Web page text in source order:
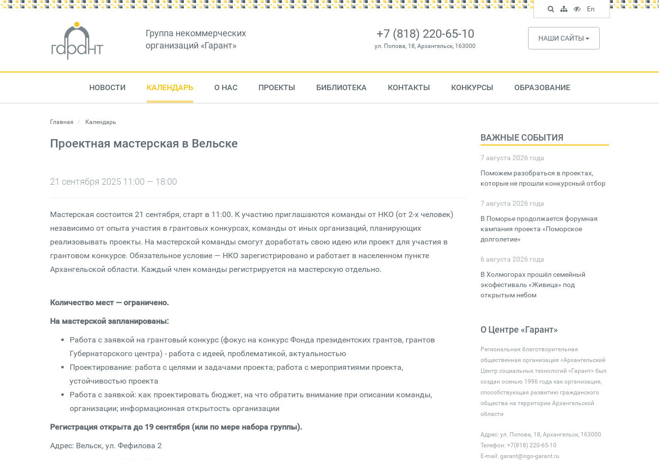
Группа некоммерческих
организаций «Гарант»
+7 (818) 220-65-10
ул. Попова, 18, Архангельск, 163000
НАШИ САЙТЫ
НОВОСТИ КАЛЕНДАРЬ О НАС ПРОЕКТЫ БИБЛИОТЕКА КОНТАКТЫ КОНКУРСЫ ОБРАЗОВАНИЕ
Главная Календарь
Проектная мастерская в Вельске
21 сентября 2025 11:00 — 18:00
Мастерская состоится 21 сентября, старт в 11:00. К участию приглашаются команды от НКО (от 2-х человек)
независимо от опыта участия в грантовых конкурсах, команды от иных организаций, планирующих
реализовывать проекты. На мастерской команды смогут доработать свою идею или проект для участия в
грантовом конкурсе. Обязательное условие — НКО зарегистрировано и работает в населенном пункте
Архангельской области. Каждый член команды регистрируется на мастерскую отдельно.
Количество мест — ограничено.
На мастерской запланированы:
Работа с заявкой на грантовый конкурс (фокус на конкурс Фонда президентских грантов, грантов
Губернаторского центра) - работа с идеей, проблематикой, актуальностью
Проектирование: работа с целями и задачами проекта; работа с мероприятиями проекта,
устойчивостью проекта
Работа с заявкой: как проектировать бюджет, на что обратить внимание при описании команды,
организации; информационная открытость организации
Регистрация открыта до 19 сентября (или по мере набора группы).
Адрес: Вельск, ул. Фефилова 2
ВАЖНЫЕ СОБЫТИЯ
7 августа 2026 года
Поможем разобраться в проектах,
которые не прошли конкурсный отбор
7 августа 2026 года
В Поморье продолжается форумная
кампания проекта «Поморское
долголетие»
6 августа 2026 года
В Холмогорах прошёл семейный
экофестиваль «Живица» под
открытым небом
О Центре «Гарант»
Региональная благотворительная
общественная организация «Архангельский
Центр социальных технологий «Гарант» был
создан осенью 1996 года как организация,
способствующая развитию гражданского
общества на территории Архангельской
области
Адрес: ул. Попова, 18, Архангельск, 163000
Телефон: +7(818) 220-65-10
E-mail: garant@ngo-garant.ru
Поиск
по
сайту
Карта
сайта
Версия
для
слабовидящих
En
English